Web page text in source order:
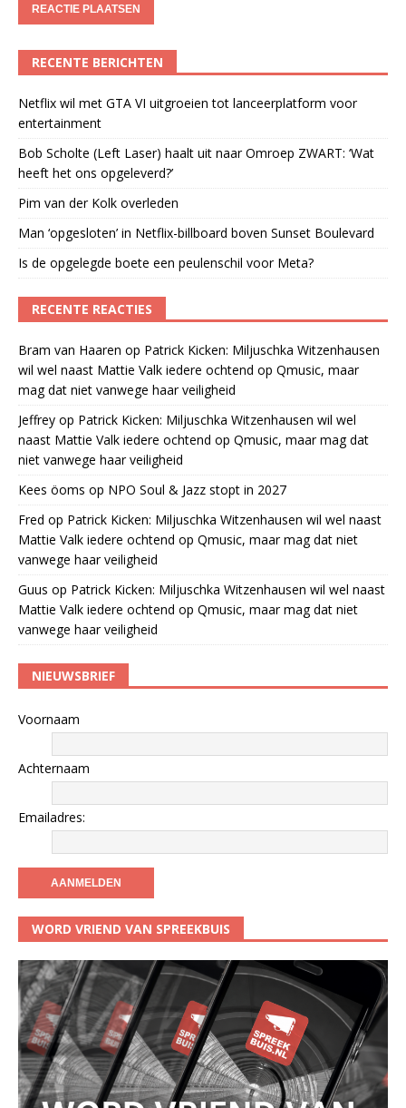
RECENTE BERICHTEN
Netflix wil met GTA VI uitgroeien tot lanceerplatform voor
entertainment
Bob Scholte (Left Laser) haalt uit naar Omroep ZWART: ‘Wat
heeft het ons opgeleverd?’
Pim van der Kolk overleden
Man ‘opgesloten’ in Netflix-billboard boven Sunset Boulevard
Is de opgelegde boete een peulenschil voor Meta?
RECENTE REACTIES
Bram van Haaren op Patrick Kicken: Miljuschka Witzenhausen
wil wel naast Mattie Valk iedere ochtend op Qmusic, maar
mag dat niet vanwege haar veiligheid
Jeffrey op Patrick Kicken: Miljuschka Witzenhausen wil wel
naast Mattie Valk iedere ochtend op Qmusic, maar mag dat
niet vanwege haar veiligheid
Kees öoms op NPO Soul & Jazz stopt in 2027
Fred op Patrick Kicken: Miljuschka Witzenhausen wil wel naast
Mattie Valk iedere ochtend op Qmusic, maar mag dat niet
vanwege haar veiligheid
Guus op Patrick Kicken: Miljuschka Witzenhausen wil wel naast
Mattie Valk iedere ochtend op Qmusic, maar mag dat niet
vanwege haar veiligheid
NIEUWSBRIEF
Voornaam
Achternaam
Emailadres:
WORD VRIEND VAN SPREEKBUIS